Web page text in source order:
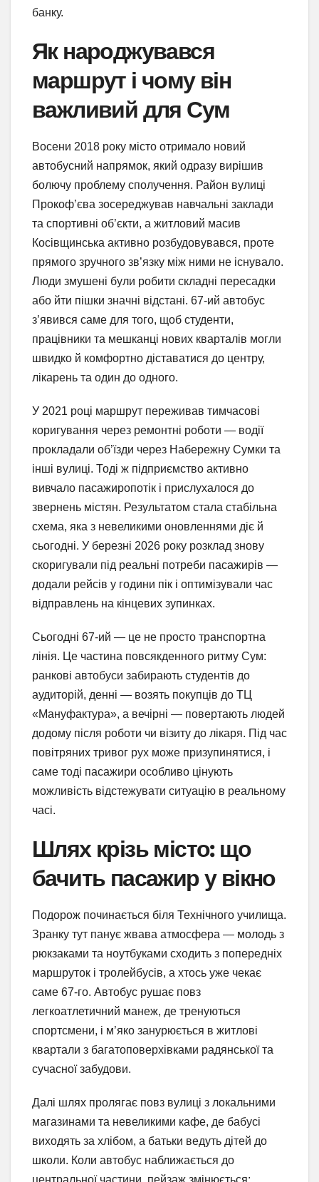
банку.
Як народжувався
маршрут і чому він
важливий для Сум
Восени 2018 року місто отримало новий
автобусний напрямок, який одразу вирішив
болючу проблему сполучення. Район вулиці
Прокоф’єва зосереджував навчальні заклади
та спортивні об’єкти, а житловий масив
Косівщинська активно розбудовувався, проте
прямого зручного зв’язку між ними не існувало.
Люди змушені були робити складні пересадки
або йти пішки значні відстані. 67-ий автобус
з’явився саме для того, щоб студенти,
працівники та мешканці нових кварталів могли
швидко й комфортно діставатися до центру,
лікарень та один до одного.
У 2021 році маршрут переживав тимчасові
коригування через ремонтні роботи — водії
прокладали об’їзди через Набережну Сумки та
інші вулиці. Тоді ж підприємство активно
вивчало пасажиропотік і прислухалося до
звернень містян. Результатом стала стабільна
схема, яка з невеликими оновленнями діє й
сьогодні. У березні 2026 року розклад знову
скоригували під реальні потреби пасажирів —
додали рейсів у години пік і оптимізували час
відправлень на кінцевих зупинках.
Сьогодні 67-ий — це не просто транспортна
лінія. Це частина повсякденного ритму Сум:
ранкові автобуси забирають студентів до
аудиторій, денні — возять покупців до ТЦ
«Мануфактура», а вечірні — повертають людей
додому після роботи чи візиту до лікаря. Під час
повітряних тривог рух може призупинятися, і
саме тоді пасажири особливо цінують
можливість відстежувати ситуацію в реальному
часі.
Шлях крізь місто: що
бачить пасажир у вікно
Подорож починається біля Технічного училища.
Зранку тут панує жвава атмосфера — молодь з
рюкзаками та ноутбуками сходить з попередніх
маршруток і тролейбусів, а хтось уже чекає
саме 67-го. Автобус рушає повз
легкоатлетичний манеж, де тренуються
спортсмени, і м’яко занурюється в житлові
квартали з багатоповерхівками радянської та
сучасної забудови.
Далі шлях пролягає повз вулиці з локальними
магазинами та невеликими кафе, де бабусі
виходять за хлібом, а батьки ведуть дітей до
школи. Коли автобус наближається до
центральної частини, пейзаж змінюється: